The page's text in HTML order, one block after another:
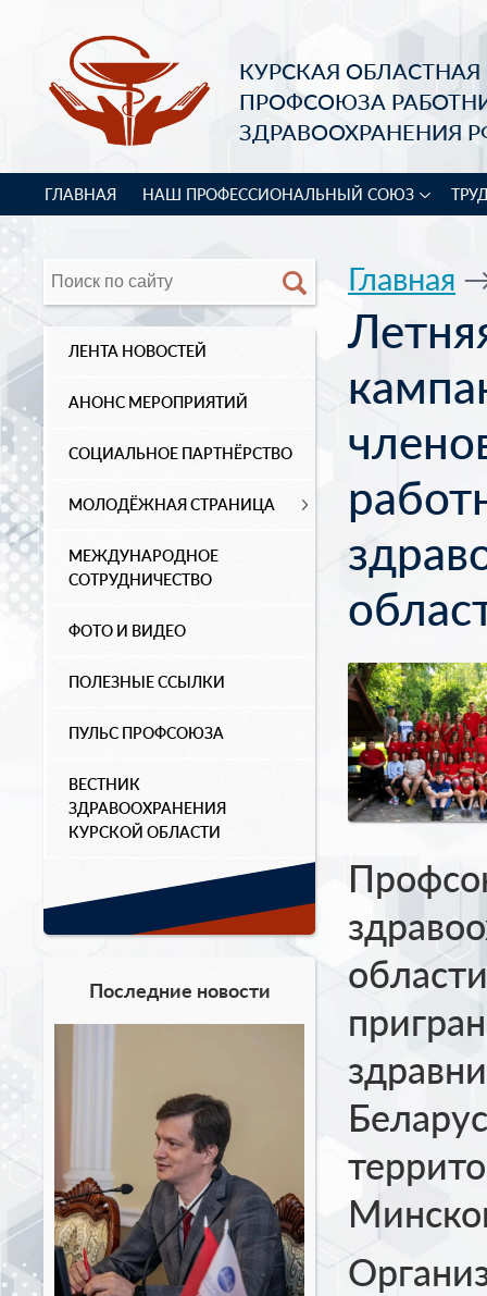
КУРСКАЯ
ПРОФСОЮЗА
ЗДРАВООХРАНЕНИЯ
ГЛАВНАЯ НАШ ПРОФЕССИОНАЛЬНЫЙ СОЮЗ
ЛЕНТА НОВОСТЕЙ
АНОНС МЕРОПРИЯТИЙ
СОЦИАЛЬНОЕ ПАРТНЁРСТВО
МОЛОДЁЖНАЯ СТРАНИЦА
МЕЖДУНАРОДНОЕ
СОТРУДНИЧЕСТВО
ФОТО И ВИДЕО
ПОЛЕЗНЫЕ ССЫЛКИ
ПУЛЬС ПРОФСОЮЗА
ВЕСТНИК
ЗДРАВООХРАНЕНИЯ
КУРСКОЙ ОБЛАСТИ
Последние новости
Главная